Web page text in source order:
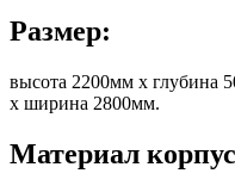
Размер:
высота 2200мм х глубина
х ширина 2800мм.
Материал